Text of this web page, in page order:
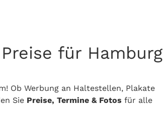
für Hamburg
Ob Werbung an Haltestellen, Plakate
Sie Preise, Termine & Fotos für alle